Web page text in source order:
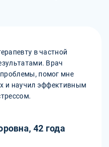
в частной
Врач
помог мне
и научил эффективным
42 года